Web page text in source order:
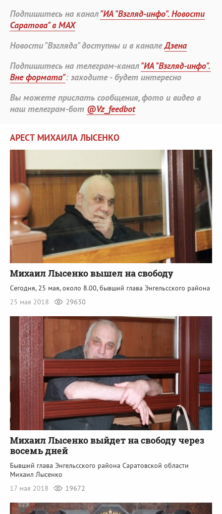
Подпишитесь на канал"ИА "Взгляд-инфо". Новости
Саратова" в MAX
Новости "Взгляда" доступны и в каналеДзена
Подпишитесь на телеграм-канал"ИА "Взгляд-инфо".
Вне формата": заходите - будет интересно
Вы можете прислать сообщения, фото и видео в
наш телеграм-бот @Vz_feedbot
АРЕСТ МИХАИЛА ЛЫСЕНКО
Михаил Лысенко вышел на свободу
Сегодня, 25 мая, около 8.00, бывший глава Энгельсского района
25 мая 2018
29630
Михаил Лысенко выйдет на свободу через
восемь дней
Бывший глава Энгельсского района Саратовской области
Михаил Лысенко
17 мая 2018
19672